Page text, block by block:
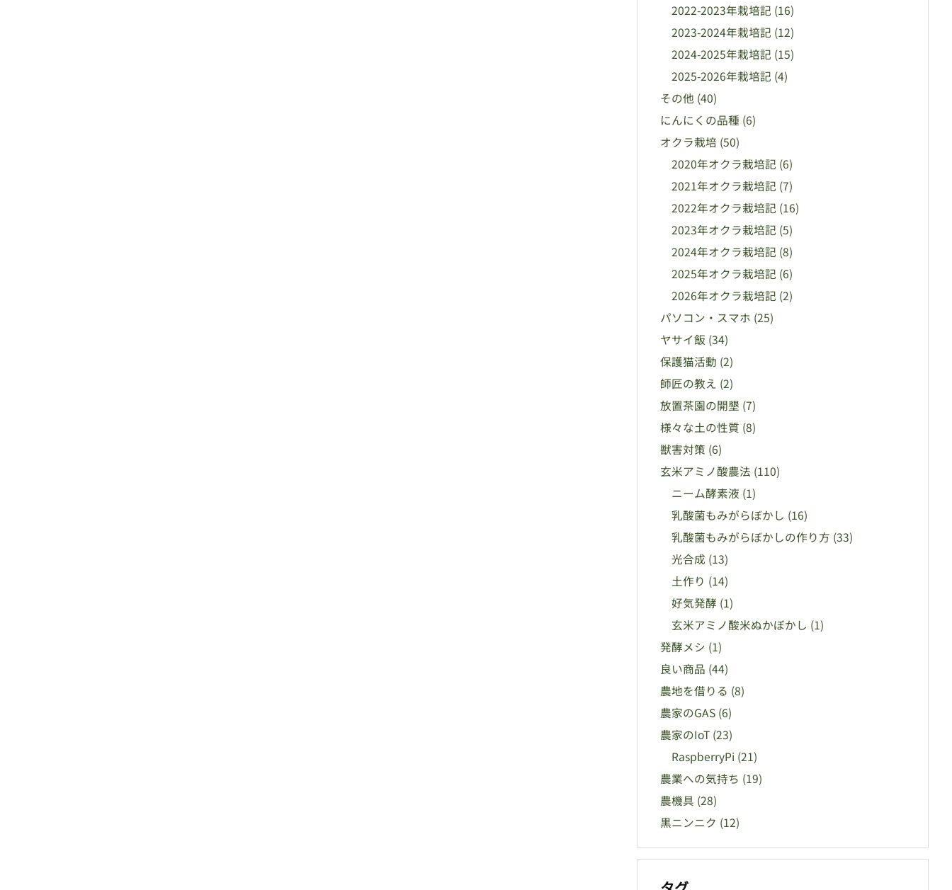
2022-2023年栽培記 (16)
2023-2024年栽培記 (12)
2024-2025年栽培記 (15)
2025-2026年栽培記 (4)
その他 (40)
にんにくの品種 (6)
オクラ栽培 (50)
2020年オクラ栽培記 (6)
2021年オクラ栽培記 (7)
2022年オクラ栽培記 (16)
2023年オクラ栽培記 (5)
2024年オクラ栽培記 (8)
2025年オクラ栽培記 (6)
2026年オクラ栽培記 (2)
パソコン・スマホ (25)
ヤサイ飯 (34)
保護猫活動 (2)
師匠の教え (2)
放置茶園の開墾 (7)
様々な土の性質 (8)
獣害対策 (6)
玄米アミノ酸農法 (110)
ニーム酵素液 (1)
乳酸菌もみがらぼかし (16)
乳酸菌もみがらぼかしの作り方 (33)
光合成 (13)
土作り (14)
好気発酵 (1)
玄米アミノ酸米ぬかぼかし (1)
発酵メシ (1)
良い商品 (44)
農地を借りる (8)
農家のGAS (6)
農家のIoT (23)
RaspberryPi (21)
農業への気持ち (19)
農機具 (28)
黒ニンニク (12)